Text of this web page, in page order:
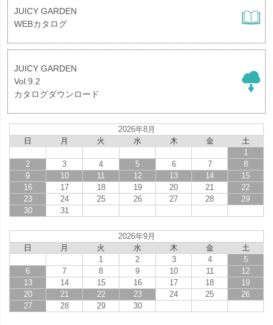
JUICY GARDEN
WEBカタログ
JUICY GARDEN
Vol.9.2
カタログダウンロード
2026年8月
日
月 火 水 木 金
土
1
2
3 4 5 6 7
8
9
10 11 12 13 14
15
16
17 18 19 20 21
22
23
24 25 26 27 28
29
30
31
2026年9月
日
月 火 水 木 金
土
1
2 3 4
5
6
7 8 9 10 11
12
13
14 15 16 17 18
19
20
21 22 23 24 25
26
27
28 29 30